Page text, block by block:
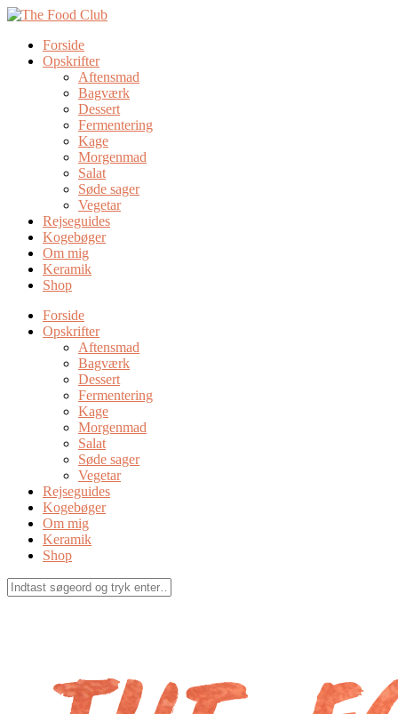
Forside
Opskrifter
Aftensmad
Bagværk
Dessert
Fermentering
Kage
Morgenmad
Salat
Søde sager
Vegetar
Rejseguides
Kogebøger
Om mig
Keramik
Shop
Forside
Opskrifter
Aftensmad
Bagværk
Dessert
Fermentering
Kage
Morgenmad
Salat
Søde sager
Vegetar
Rejseguides
Kogebøger
Om mig
Keramik
Shop